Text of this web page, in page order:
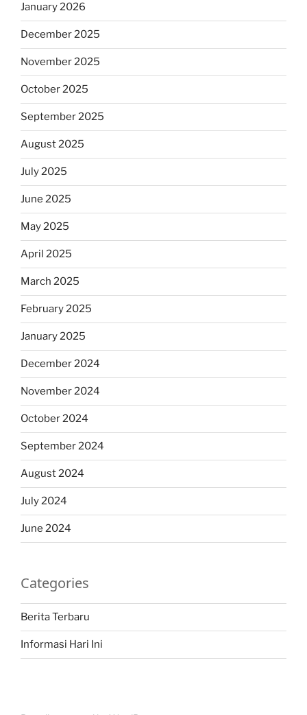
January 2026
December 2025
November 2025
October 2025
September 2025
August 2025
July 2025
June 2025
May 2025
April 2025
March 2025
February 2025
January 2025
December 2024
November 2024
October 2024
September 2024
August 2024
July 2024
June 2024
Categories
Berita Terbaru
Informasi Hari Ini